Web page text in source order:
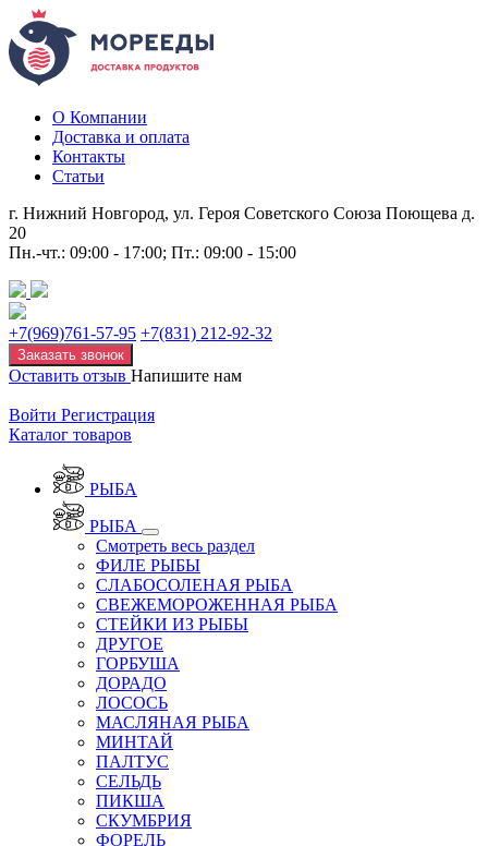
О Компании
Доставка и оплата
Контакты
Статьи
г. Нижний Новгород, ул. Героя Советского Союза Поющева д.
20
Пн.-чт.: 09:00 - 17:00; Пт.: 09:00 - 15:00
+7(969)761-57-95 +7(831) 212-92-32
Заказать звонок
Оставить отзыв Напишите нам
Войти Регистрация
Каталог товаров
РЫБА
РЫБА
Смотреть весь раздел
ФИЛЕ РЫБЫ
СЛАБОСОЛЕНАЯ РЫБА
СВЕЖЕМОРОЖЕННАЯ РЫБА
СТЕЙКИ ИЗ РЫБЫ
ДРУГОЕ
ГОРБУША
ДОРАДО
ЛОСОСЬ
МАСЛЯНАЯ РЫБА
МИНТАЙ
ПАЛТУС
СЕЛЬДЬ
ПИКША
СКУМБРИЯ
ФОРЕЛЬ